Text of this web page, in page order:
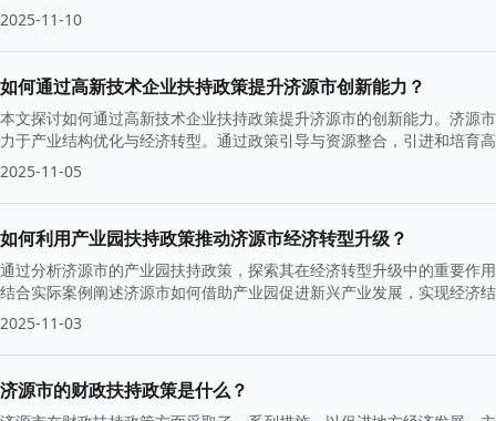
2025-11-10
如何通过高新技术企业扶持政策提升济源市创新能力？
本文探讨如何通过高新技术企业扶持政策提升济源市的创新能力。济源
力于产业结构优化与经济转型。通过政策引导与资源整合，引进和培育
2025-11-05
如何利用产业园扶持政策推动济源市经济转型升级？
通过分析济源市的产业园扶持政策，探索其在经济转型升级中的重要作
结合实际案例阐述济源市如何借助产业园促进新兴产业发展，实现经济
2025-11-03
济源市的财政扶持政策是什么？